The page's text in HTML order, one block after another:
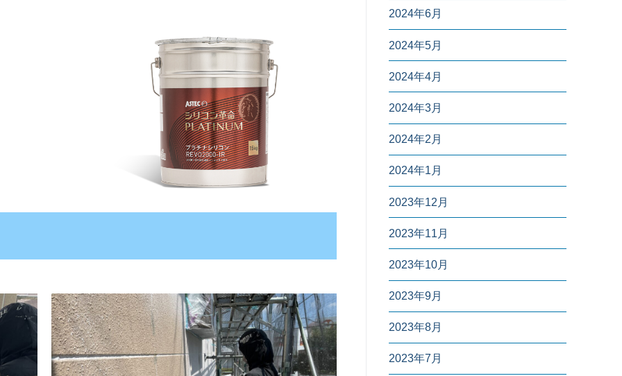
2024年6月
2024年5月
2024年4月
2024年3月
2024年2月
2024年1月
2023年12月
2023年11月
2023年10月
2023年9月
2023年8月
2023年7月